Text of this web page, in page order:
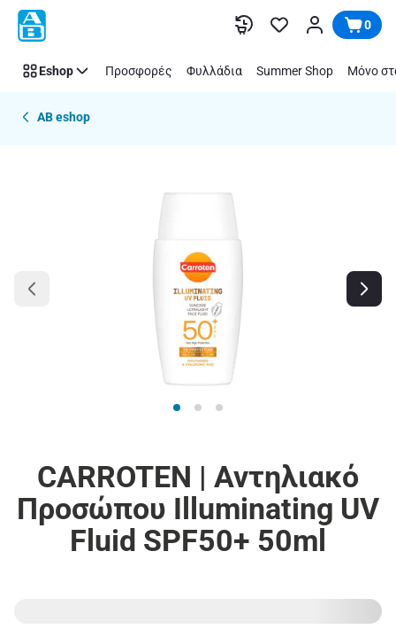
Παράλειψη 0
Eshop Προσφορές Φυλλάδια Summer Shop Μόνο
AB eshop
CARROTEN | Αντηλιακό
Προσώπου Illuminating UV
Fluid SPF50+ 50ml